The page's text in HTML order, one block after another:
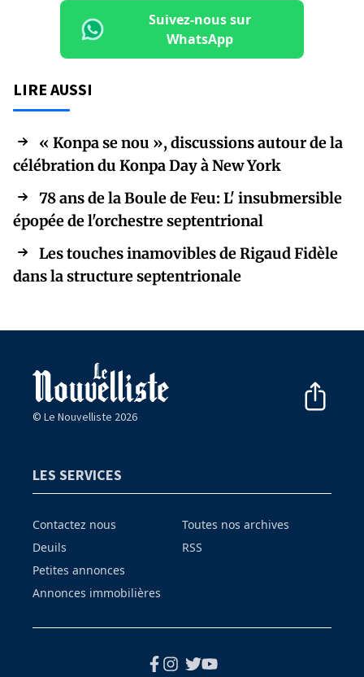
Suivez-nous sur
WhatsApp
LIRE AUSSI
« Konpa se nou », discussions autour de la
célébration du Konpa Day à New York
78 ans de la Boule de Feu: L' insubmersible
épopée de l'orchestre septentrional
Les touches inamovibles de Rigaud Fidèle
dans la structure septentrionale
© Le Nouvelliste 2026
LES SERVICES
Contactez nous
Deuils
Petites annonces
Annonces immobilières
Toutes nos archives
RSS